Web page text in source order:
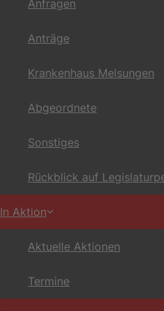
Anfragen
Anträge
Krankenhaus Melsungen
Abgeordnete
Sonstiges
Rückblick auf
In Aktion
Aktuelle Aktionen
Termine